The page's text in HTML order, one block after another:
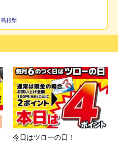
島根県
今日はツローの日！